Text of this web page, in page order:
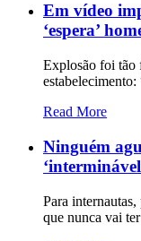
Em vídeo
‘espera’
Explosão foi tão
Read More
Ninguém
Para
que nunca vai